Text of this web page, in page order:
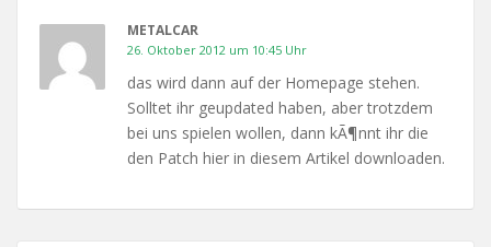
METALCAR
26. Oktober 2012 um 10:45 Uhr
das wird dann auf der Homepage stehen.
Solltet ihr geupdated haben, aber trotzdem
bei uns spielen wollen, dann kÃ¶nnt ihr die
den Patch hier in diesem Artikel downloaden.